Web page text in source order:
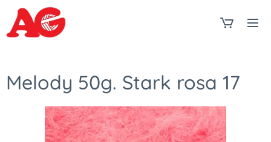
Melody 50g. Stark rosa 17